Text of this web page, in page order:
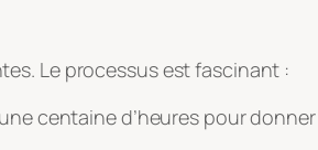
Le processus est fascinant :
centaine d’heures pour donner